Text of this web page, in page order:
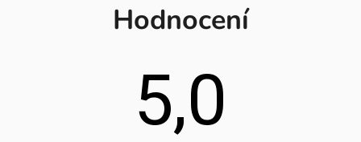
Hodnocení
5,0